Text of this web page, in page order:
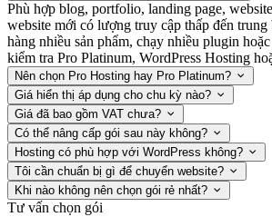
Phù hợp blog, portfolio, landing page,
website mới có lượng truy cập thấp đến trung
hàng nhiều sản phẩm, chạy nhiều plugin
kiểm tra Pro Platinum, WordPress Hosting
Nên chọn Pro Hosting hay Pro Platinum?
Giá hiển thị áp dụng cho chu kỳ nào?
Giá đã bao gồm VAT chưa?
Có thể nâng cấp gói sau này không?
Hosting có phù hợp với WordPress không?
Tôi cần chuẩn bị gì để chuyển website?
Khi nào không nên chọn gói rẻ nhất?
Tư vấn chọn gói